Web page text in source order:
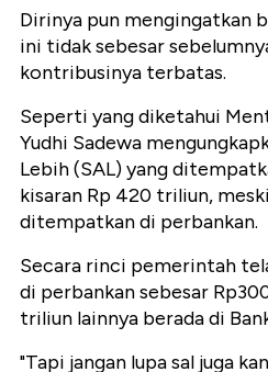
Dirinya pun mengingatkan
ini tidak sebesar
kontribusinya terbatas.
Seperti yang diketahui
Yudhi Sadewa
Lebih (SAL) yang
kisaran Rp 420 triliun,
ditempatkan di perbankan.
Secara rinci pemerintah
di perbankan sebesar
triliun lainnya berada di
"Tapi jangan lupa sal juga